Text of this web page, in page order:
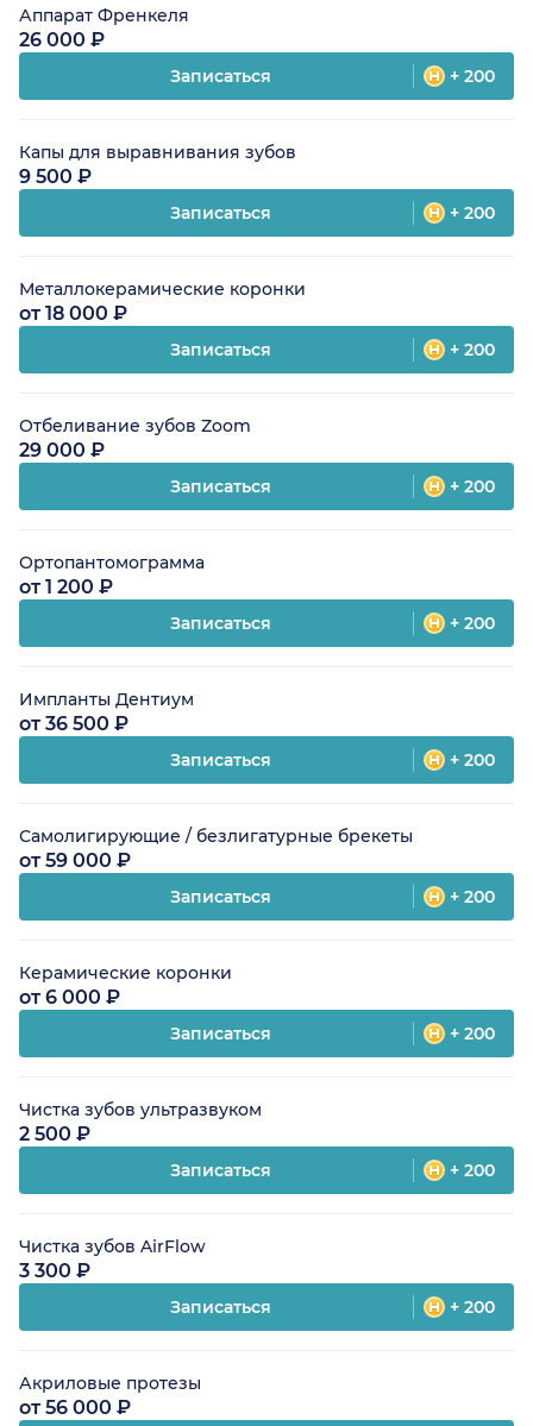
Аппарат Френкеля
26 000 ₽
Записаться + 200
Капы для выравнивания зубов
9 500 ₽
Записаться + 200
Металлокерамические коронки
от 18 000 ₽
Записаться + 200
Отбеливание зубов Zoom
29 000 ₽
Записаться + 200
Ортопантомограмма
от 1 200 ₽
Записаться + 200
Импланты Дентиум
от 36 500 ₽
Записаться + 200
Самолигирующие / безлигатурные брекеты
от 59 000 ₽
Записаться + 200
Керамические коронки
от 6 000 ₽
Записаться + 200
Чистка зубов ультразвуком
2 500 ₽
Записаться + 200
Чистка зубов AirFlow
3 300 ₽
Записаться + 200
Акриловые протезы
от 56 000 ₽